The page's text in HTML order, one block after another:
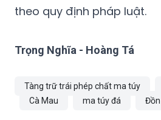
theo quy định pháp luật.
Trọng Nghĩa - Hoàng Tá
Tàng trữ trái phép chất ma túy
Cà Mau
ma túy đá Đồn